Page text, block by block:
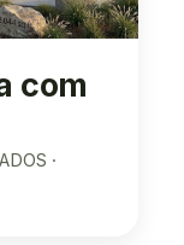
com
·